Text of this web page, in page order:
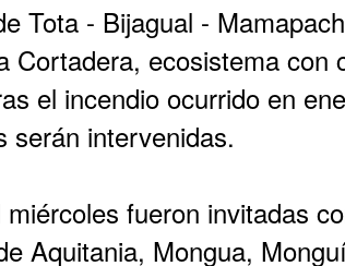
Tota - Bijagual -
Cortadera, ecosistema con
el incendio ocurrido en
serán intervenidas.
fueron invitadas
Aquitania, Mongua,